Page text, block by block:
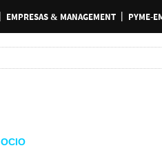
EMPRESAS & MANAGEMENT PYME-
OCIO